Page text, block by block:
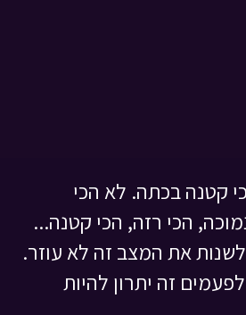
קטנה בכתה. לא הכי
הכי רזה, הכי קטנה...
את המצב זה לא עוזר.
זה יתרון להיות